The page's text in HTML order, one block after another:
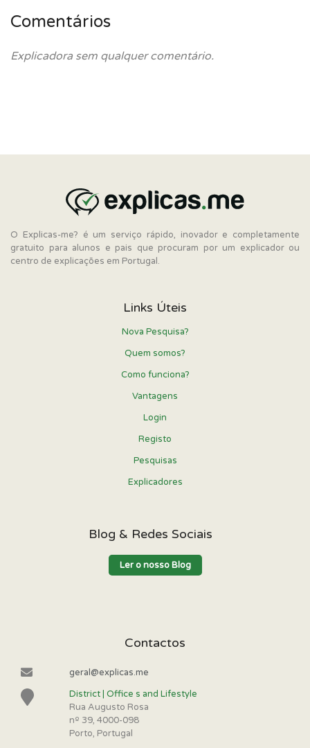
Comentários
Explicadora sem qualquer comentário.
O Explicas-me? é um serviço rápido, inovador e completamente
gratuito para alunos e pais que procuram por um explicador ou
centro de explicações em Portugal.
Links Úteis
Nova Pesquisa?
Quem somos?
Como funciona?
Vantagens
Login
Registo
Pesquisas
Explicadores
Blog & Redes Sociais
Ler o nosso Blog
Contactos
geral@explicas.me
District | Office s and Lifestyle
Rua Augusto Rosa
nº 39, 4000-098
Porto, Portugal